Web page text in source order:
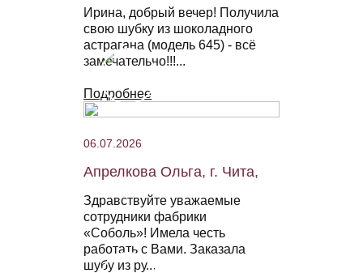
Ирина, добрый вечер! Получила
свою шубку из шоколадного
астрагана (модель 645) - всё
замечательно!!!...
Подробнее
06.07.2026
Апрелкова Ольга, г. Чита,
Здравствуйте уважаемые
сотрудники фабрики
«Соболь»! Имела честь
работать с Вами. Заказала
шубу из ру...